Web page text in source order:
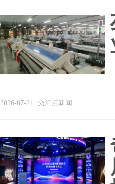
2026-07-21 交汇点新闻